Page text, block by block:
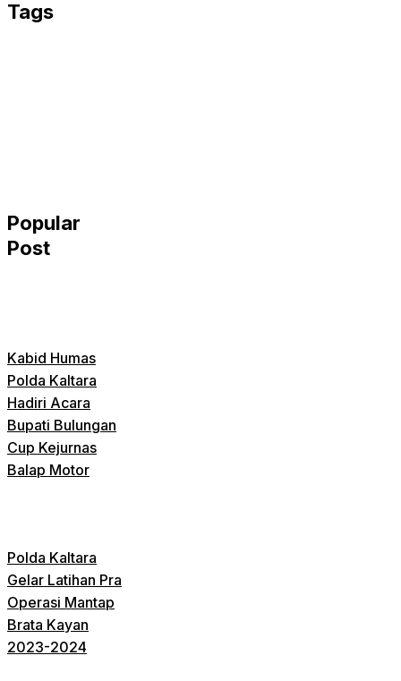
Tags
Popular
Post
Kabid Humas
Polda Kaltara
Hadiri Acara
Bupati Bulungan
Cup Kejurnas
Balap Motor
Polda Kaltara
Gelar Latihan Pra
Operasi Mantap
Brata Kayan
2023-2024